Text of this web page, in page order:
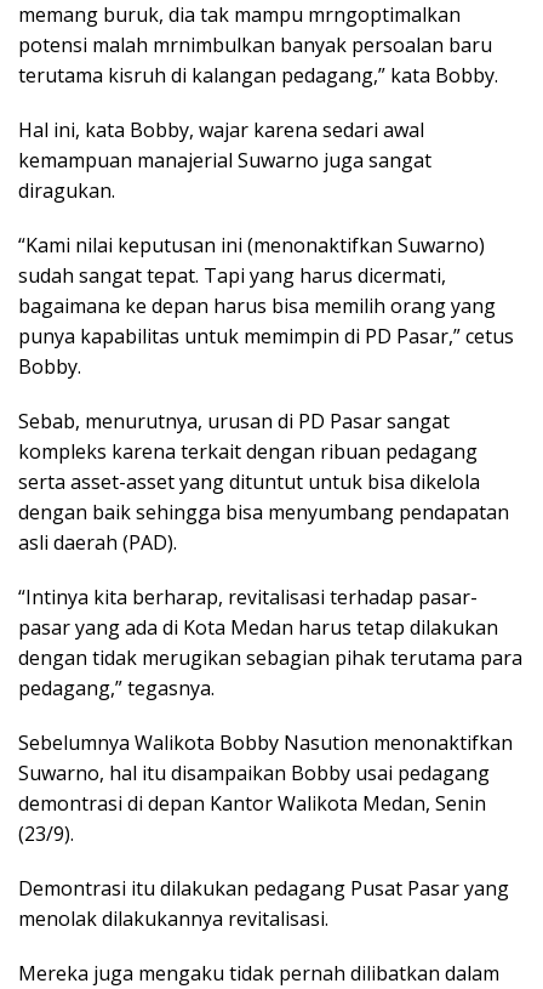
memang buruk, dia tak mampu mrngoptimalkan
potensi malah mrnimbulkan banyak persoalan baru
terutama kisruh di kalangan pedagang,” kata Bobby.
Hal ini, kata Bobby, wajar karena sedari awal
kemampuan manajerial Suwarno juga sangat
diragukan.
“Kami nilai keputusan ini (menonaktifkan Suwarno)
sudah sangat tepat. Tapi yang harus dicermati,
bagaimana ke depan harus bisa memilih orang yang
punya kapabilitas untuk memimpin di PD Pasar,” cetus
Bobby.
Sebab, menurutnya, urusan di PD Pasar sangat
kompleks karena terkait dengan ribuan pedagang
serta asset-asset yang dituntut untuk bisa dikelola
dengan baik sehingga bisa menyumbang pendapatan
asli daerah (PAD).
“Intinya kita berharap, revitalisasi terhadap pasar-
pasar yang ada di Kota Medan harus tetap dilakukan
dengan tidak merugikan sebagian pihak terutama para
pedagang,” tegasnya.
Sebelumnya Walikota Bobby Nasution menonaktifkan
Suwarno, hal itu disampaikan Bobby usai pedagang
demontrasi di depan Kantor Walikota Medan, Senin
(23/9).
Demontrasi itu dilakukan pedagang Pusat Pasar yang
menolak dilakukannya revitalisasi.
Mereka juga mengaku tidak pernah dilibatkan dalam